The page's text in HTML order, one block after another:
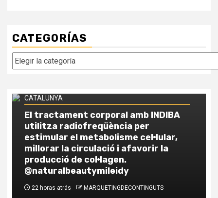
CATEGORÍAS
Categorías
EL MÀRQUETING DE CONTINGUTS a ANDORRA i a
CATALUNYA
Comparatif fiscal : investir dans la
pierre en Andorre vs France vs
Espagne
1 semana atrás MARQUETINGDECONTINGUTS